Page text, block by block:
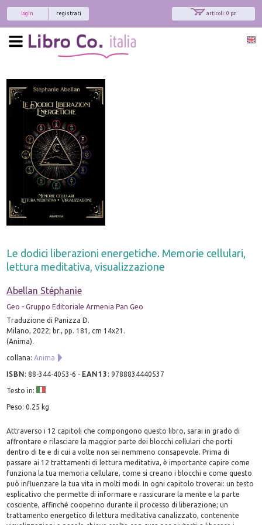
articoli: 0 pz.
registrati
login
Le dodici liberazioni energetiche. Memorie cellulari,
lettura meditativa, visualizzazione
Abellan Stéphanie
Geo - Gruppo Editoriale Armenia Pan Geo
Traduzione di Panizza D.
Milano, 2022; br., pp. 181, cm 14x21.
(Anima).
collana:Anima
ISBN:88-344-4053-6 - EAN13 :9788834440537
Testo in:
Peso: 0.25 kg
Attraverso i 12 capitoli che compongono questo libro, sarai in grado di
affrontare e rilasciare la maggior parte dei blocchi cellulari che porti
dentro di te e di cui a volte non sei nemmeno consapevole. Prima di
passare ai 12 trattamenti di lettura meditativa, è importante capire come
funziona la tua memoria cellulare, come si creano i blocchi e come questo
può influenzare la tua vita in molti modi. In ogni capitolo troverai: un testo
esplicativo che permette di informare e rassicurare la mente e la parte
cosciente, affinché cooperino durante il processo di liberazione; un
trattamento energetico di lettura meditativa canalizzato, contenente